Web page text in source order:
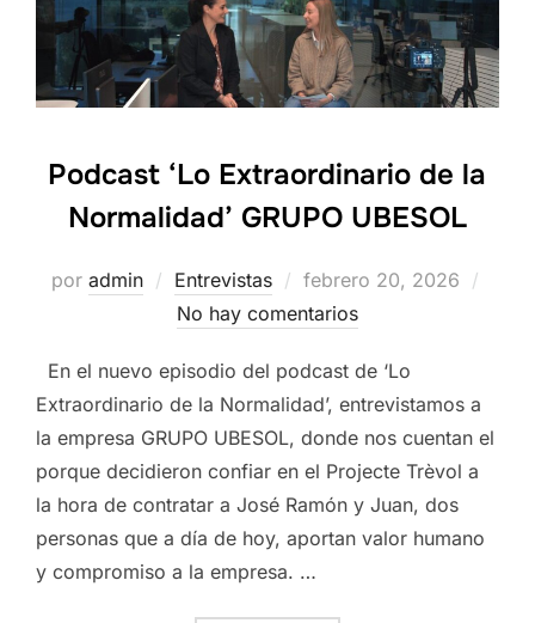
Podcast ‘Lo Extraordinario de la
Normalidad’ GRUPO UBESOL
por admin Entrevistas
Publicado
el
febrero 20, 2026
No hay comentarios
En el nuevo episodio del podcast de ‘Lo
Extraordinario de la Normalidad’, entrevistamos a
la empresa GRUPO UBESOL, donde nos cuentan el
porque decidieron confiar en el Projecte Trèvol a
la hora de contratar a José Ramón y Juan, dos
personas que a día de hoy, aportan valor humano
y compromiso a la empresa. …